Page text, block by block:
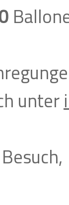
unter